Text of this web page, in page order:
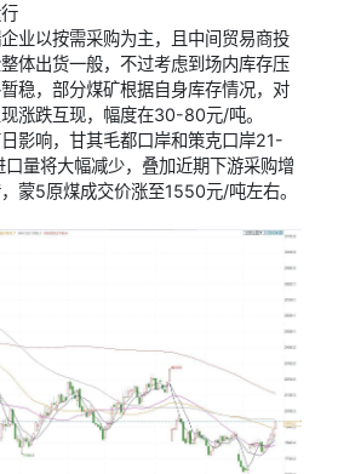
业以按需采购为主，且中间贸易商投
体出货一般，不过考虑到场内库存压
稳，部分煤矿根据自身库存情况，对
涨跌互现，幅度在30-80元/吨。
影响，甘其毛都口岸和策克口岸21-
量将大幅减少，叠加近期下游采购增
蒙5原煤成交价涨至1550元/吨左右。